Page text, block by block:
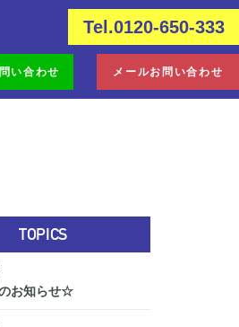
Tel.0120-650-333
い合わせ メールお問い合わせ
TOPICS
お知らせ☆